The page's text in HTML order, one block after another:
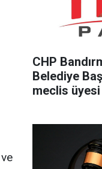
CHP
Belediye
meclis üyesi